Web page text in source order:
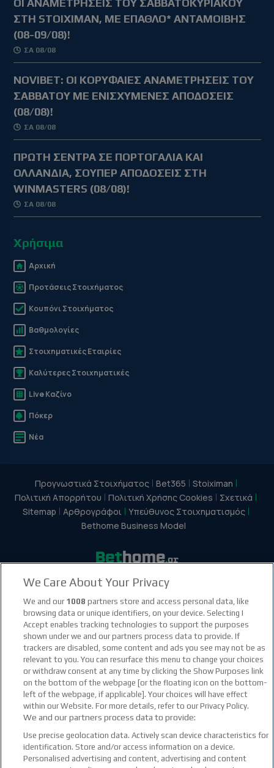
ΟΙ ΑΝΑΜΕΤΡΗΣΕΙΣ ΤΟΥ ΣΑΒΒΑΤΟΚΥΡΙΑΚΟΥ
ΣΤΗ STOIXIMAN, ΜΕ ΕΠΑΘΛΟ* ΑΝΤΑΜΟΙΒΗΣ
(08-09/08)!
ΣΑ 08/08
NOVIBET: OΙ ΚΟΡΥΦΑΙΕΣ ΑΝΑΜΕΤΡΗΣΕΙΣ ΤΟΥ
ΣΑΒΒΑΤΟΥ ΜΕ ΕΝΙΣΧΥΜΕΝΕΣ ΑΠΟΔΟΣΕΙΣ
(08/08)!
ΣΑ 08/08
ΠΡΩΤΗ ΣΕΝΤΡΑ ΣΕ ΠΟΡΤΟΓΑΛΙΑ ΚΑΙ
ΟΛΛΑΝΔΙΑ, ΣΟΥΠΕΡ ΑΠΟΔΟΣΕΙΣ ΣΤΗ
WINMASTERS (08/08)!
ΣΑ 08/08
Χρήσιμα
Αρχική
Προτάσεις Στοιχήματος
Κουπόνι Στοιχήματος
Βαθμολογίες
Στοιχηματικές Εταιρίες
Καλύτερες Στοιχηματικές
Live Καζίνο
Πόκερ
Νέα
Προγνωστικά Στοιχήματος Bet365
Stoiximan
Πολιτική Απορρήτου
Πολιτική Χρήσης Cookies
Σχετικά
Sitemap
Αρθρογράφοι
Υπεύθυνος Στοιχηματισμός
Bethome Business Model
We Care About Your Privacy
We and our 1008 partners store and access personal data, like
browsing data or unique identifiers, on your device. Selecting I
Accept enables tracking technologies to support the purposes
shown under we and our partners process data to provide. If
trackers are disabled, some content and ads you see may not be as
relevant to you. You can resurface this menu to change your choices
or withdraw consent at any time by clicking the Show Purposes link
on the bottom of the webpage [or the floating icon on the bottom-
left of the webpage, if applicable]. Your choices will have effect
within our Website. For more details, refer to our Privacy Policy.
We and our partners process data to provide:
Use precise geolocation data. Actively scan device characteristics for
identification. Store and/or access information on a device.
Personalised advertising and content, advertising and content